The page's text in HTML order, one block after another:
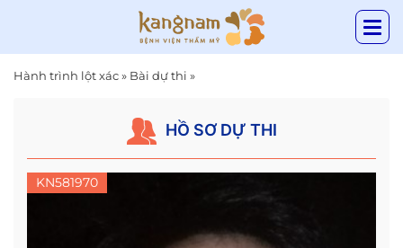
Hành trình lột xác» Bài dự thi »
HỒ SƠ DỰ THI
KN581970